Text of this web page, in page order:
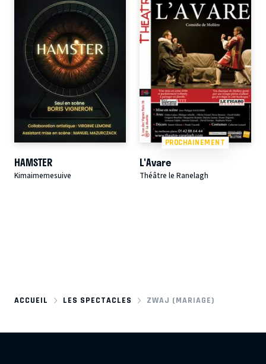
HAMSTER
Kimaimemesuive
PROCHAINEMENT
L'Avare
Théâtre le Ranelagh
ACCUEIL LES SPECTACLES ZWAJ (MARIAGE)